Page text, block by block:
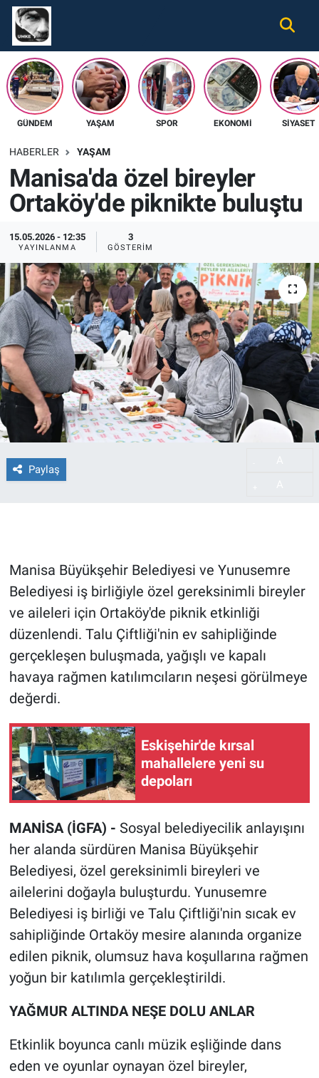
GÜNDEM YAŞAM SPOR EKONOMI SIYASET
HABERLER YAŞAM
Manisa'da özel bireyler
Ortaköy'de piknikte buluştu
15.05.2026 - 12:35
YAYINLANMA
3
GÖSTERIM
Paylaş
Manisa Büyükşehir Belediyesi ve Yunusemre
Belediyesi iş birliğiyle özel gereksinimli bireyler
ve aileleri için Ortaköy'de piknik etkinliği
düzenlendi. Talu Çiftliği'nin ev sahipliğinde
gerçekleşen buluşmada, yağışlı ve kapalı
havaya rağmen katılımcıların neşesi görülmeye
değerdi.
Eskişehir'de kırsal
mahallelere yeni su
depoları
MANİSA (İGFA) - Sosyal belediyecilik anlayışını
her alanda sürdüren Manisa Büyükşehir
Belediyesi, özel gereksinimli bireyleri ve
ailelerini doğayla buluşturdu. Yunusemre
Belediyesi iş birliği ve Talu Çiftliği'nin sıcak ev
sahipliğinde Ortaköy mesire alanında organize
edilen piknik, olumsuz hava koşullarına rağmen
yoğun bir katılımla gerçekleştirildi.
YAĞMUR ALTINDA NEŞE DOLU ANLAR
Etkinlik boyunca canlı müzik eşliğinde dans
eden ve oyunlar oynayan özel bireyler,
Gündem
Ekonomi
Spor
Tüm Haberler
İletişim
Künye
Nöbetçi Eczaneler
Hava Durumu
Namaz Vakitleri
Süper Lig Puan Durumu ve Fikstür
Tüm Manşetler
Son Dakika Haberleri
Haber Arşivi